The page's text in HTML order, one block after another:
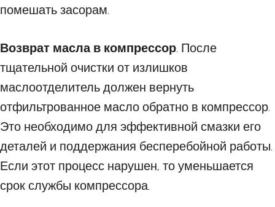
помешать засорам.
Возврат масла в компрессор. После
тщательной очистки от излишков
маслоотделитель должен вернуть
отфильтрованное масло обратно в компрессор.
Это необходимо для эффективной смазки его
деталей и поддержания бесперебойной работы.
Если этот процесс нарушен, то уменьшается
срок службы компрессора.